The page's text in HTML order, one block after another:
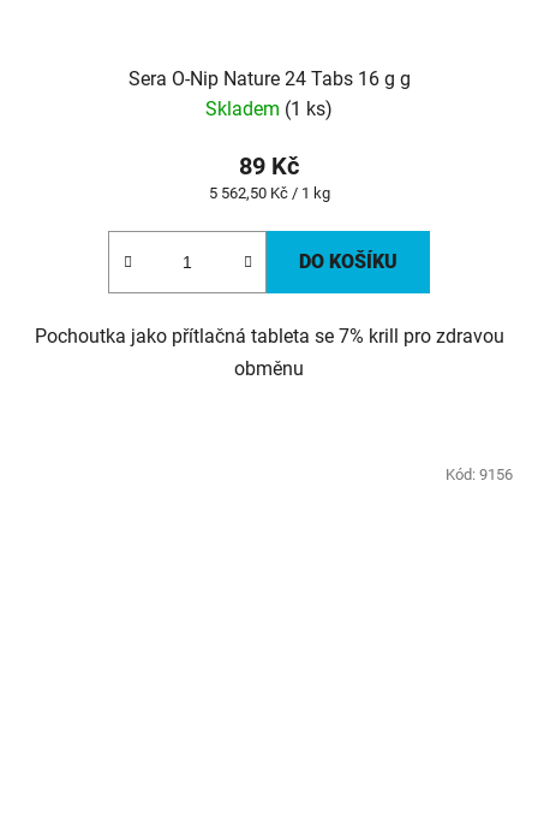
Sera O-Nip Nature 24 Tabs 16 g g
Skladem (1 ks)
89 Kč
Měrná
5 562,50 Kč / 1 kg
DO KOŠÍKU
Pochoutka jako přítlačná tableta se 7% krill pro zdravou
obměnu
Kód: 9156